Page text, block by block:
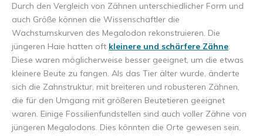
Durch den Vergleich von Zähnen unterschiedlicher Form und
auch Größe können die Wissenschaftler die
Wachstumskurven des Megalodon rekonstruieren. Die
jüngeren Haie hatten oft kleinere und schärfere Zähne.
Diese waren möglicherweise besser geeignet, um die etwas
kleinere Beute zu fangen. Als das Tier älter wurde, änderte
sich die Zahnstruktur, mit breiteren und robusteren Zähnen,
die für den Umgang mit größeren Beutetieren geeignet
waren. Einige Fossilienfundstellen sind auch voller Zähne von
jüngeren Megalodons. Dies könnten die Orte gewesen sein,